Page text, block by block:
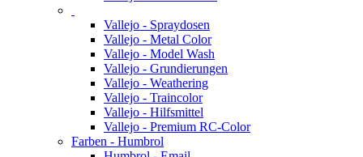
Vallejo - Spraydosen
Vallejo - Metal Color
Vallejo - Model Wash
Vallejo - Grundierungen
Vallejo - Weathering
Vallejo - Traincolor
Vallejo - Hilfsmittel
Vallejo - Premium RC-Color
Farben - Humbrol